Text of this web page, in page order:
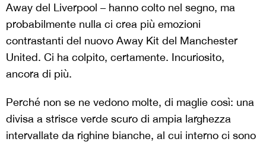
Away del Liverpool – hanno colto nel segno, ma
probabilmente nulla ci crea più emozioni
contrastanti del nuovo Away Kit del Manchester
United. Ci ha colpito, certamente. Incuriosito,
ancora di più.
Perché non se ne vedono molte, di maglie così: una
divisa a strisce verde scuro di ampia larghezza
intervallate da righine bianche, al cui interno ci sono